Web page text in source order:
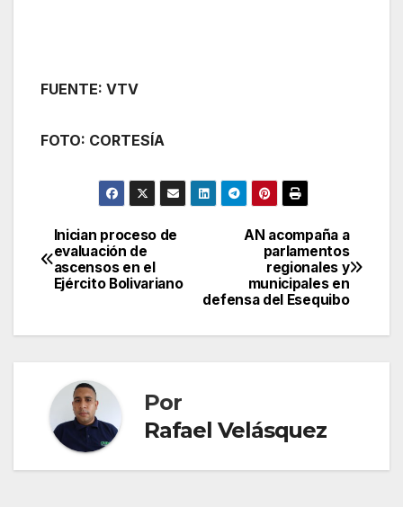
FUENTE: VTV
FOTO: CORTESÍA
Navegación
de
AN acompaña a
parlamentos
regionales y
municipales en
defensa del Esequibo
Inician proceso de
evaluación de
ascensos en el
Ejército Bolivariano
Por
Rafael Velásquez